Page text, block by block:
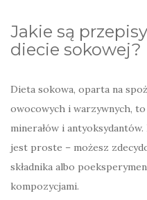
Jakie są
diecie sokowej?
Dieta sokowa, oparta na
owocowych i warzywnych,
minerałów i
jest proste – możesz
składnika albo
kompozycjami.